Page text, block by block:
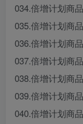
034.倍增计划商
035.倍增计划商
036.倍增计划商
037.倍增计划商
038.倍增计划商
039.倍增计划商
040.倍增计划商